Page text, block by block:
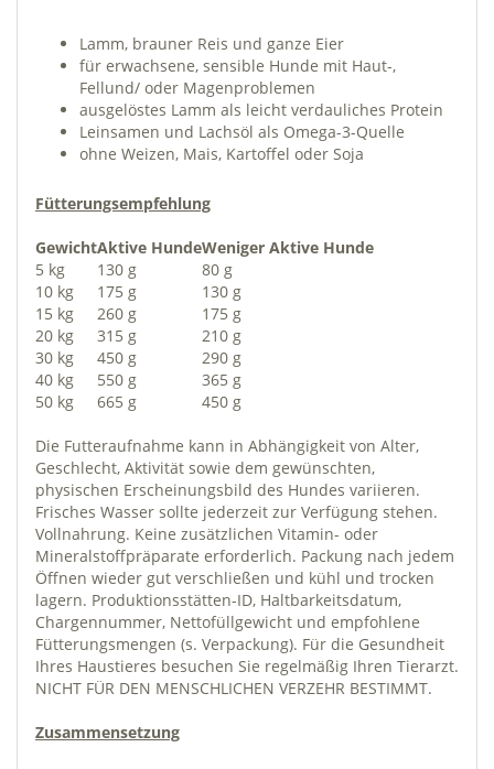
Lamm, brauner Reis und ganze Eier
für erwachsene, sensible Hunde mit Haut-,
Fellund/ oder Magenproblemen
ausgelöstes Lamm als leicht verdauliches Protein
Leinsamen und Lachsöl als Omega-3-Quelle
ohne Weizen, Mais, Kartoffel oder Soja
Fütterungsempfehlung
GewichtAktive HundeWeniger Aktive Hunde
5 kg
130 g
80 g
10 kg
175 g
130 g
15 kg
260 g
175 g
20 kg
315 g
210 g
30 kg
450 g
290 g
40 kg
550 g
365 g
50 kg
665 g 450 g
Die Futteraufnahme kann in Abhängigkeit von Alter,
Geschlecht, Aktivität sowie dem gewünschten,
physischen Erscheinungsbild des Hundes variieren.
Frisches Wasser sollte jederzeit zur Verfügung stehen.
Vollnahrung. Keine zusätzlichen Vitamin- oder
Mineralstoffpräparate erforderlich. Packung nach jedem
Öffnen wieder gut verschließen und kühl und trocken
lagern. Produktionsstätten-ID, Haltbarkeitsdatum,
Chargennummer, Nettofüllgewicht und empfohlene
Fütterungsmengen (s. Verpackung). Für die Gesundheit
Ihres Haustieres besuchen Sie regelmäßig Ihren Tierarzt.
NICHT FÜR DEN MENSCHLICHEN VERZEHR BESTIMMT.
Zusammensetzung